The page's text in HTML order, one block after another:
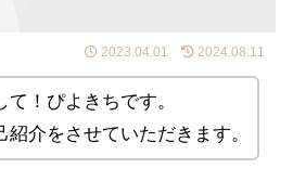
2023.04.01 2024.08.11
て！ぴよきちです。
紹介をさせていただきます。